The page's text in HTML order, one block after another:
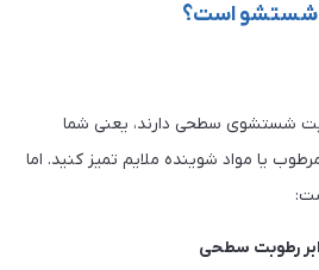
شستشو است؟
شستشوی سطحی دارند، یعنی شما
یا مواد شوینده ملایم تمیز کنید. اما